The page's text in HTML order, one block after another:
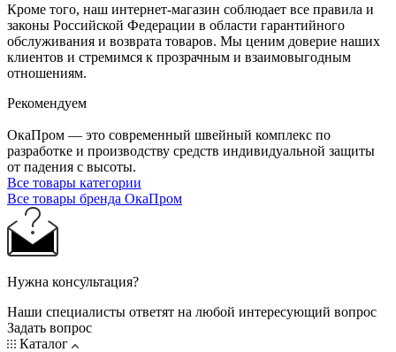
Кроме того, наш интернет-магазин соблюдает все правила и
законы Российской Федерации в области гарантийного
обслуживания и возврата товаров. Мы ценим доверие наших
клиентов и стремимся к прозрачным и взаимовыгодным
отношениям.
Рекомендуем
ОкаПром — это современный швейный комплекс по
разработке и производству средств индивидуальной защиты
от падения с высоты.
Все товары категории
Все товары бренда ОкаПром
Нужна консультация?
Наши специалисты ответят на любой интересующий вопрос
Задать вопрос
Каталог